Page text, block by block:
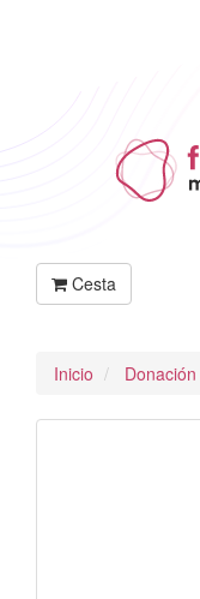
Cesta
Inicio Donación